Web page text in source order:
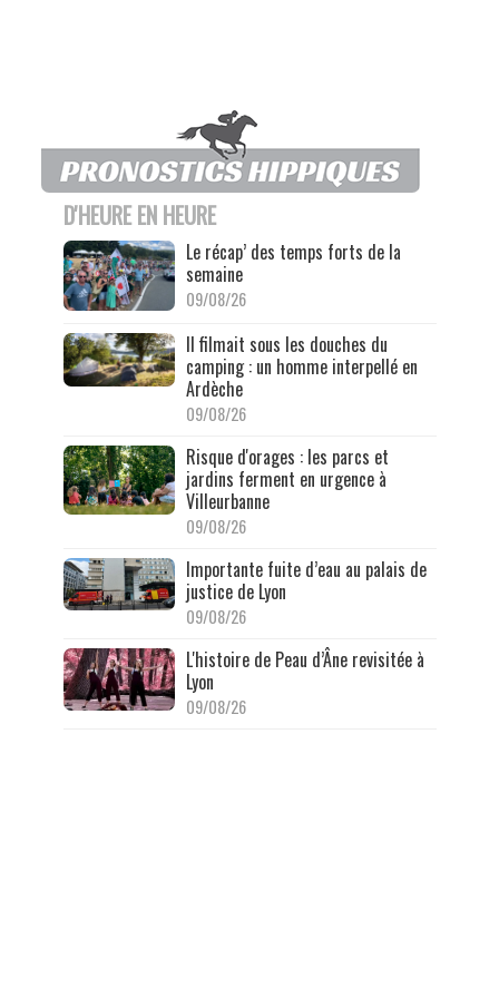
D'HEURE EN HEURE
Le récap’ des temps forts de la
semaine
09/08/26
Il filmait sous les douches du
camping : un homme interpellé en
Ardèche
09/08/26
Risque d'orages : les parcs et
jardins ferment en urgence à
Villeurbanne
09/08/26
Importante fuite d’eau au palais de
justice de Lyon
09/08/26
L'histoire de Peau d’Âne revisitée à
Lyon
09/08/26